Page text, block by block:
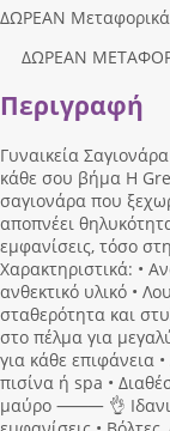
ΔΩΡΕΑΝ Μεταφορικά
ΔΩΡΕΑΝ
Περιγραφή
Γυναικεία
κάθε σου βήμα Η
σαγιονάρα που
αποπνέει
εμφανίσεις, τόσο
Χαρακτηριστικά: •
ανθεκτικό υλικό •
σταθερότητα και
στο πέλμα για
για κάθε επιφάνεια
πισίνα ή spa •
μαύρο ⸻ 👌 Ιδανική